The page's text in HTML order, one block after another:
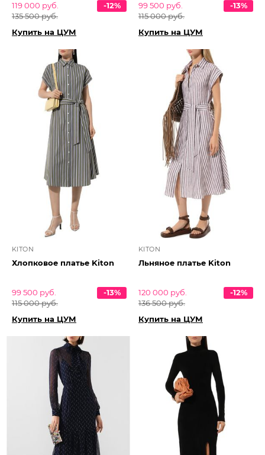
119 000 руб.
135 500 руб.
-12%
Купить на ЦУМ
99 500 руб.
115 000 руб.
-13%
Купить на ЦУМ
KITON
Хлопковое платье Kiton
99 500 руб.
115 000 руб.
-13%
Купить на ЦУМ
KITON
Льняное платье Kiton
120 000 руб.
136 500 руб.
-12%
Купить на ЦУМ